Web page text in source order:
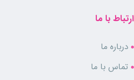
ارتباط با ما
درباره ما
تماس با ما